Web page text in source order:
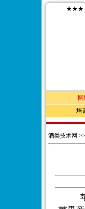
★★★
培
酒类技术网 >>